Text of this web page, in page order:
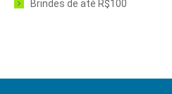
Brindes de até R$100